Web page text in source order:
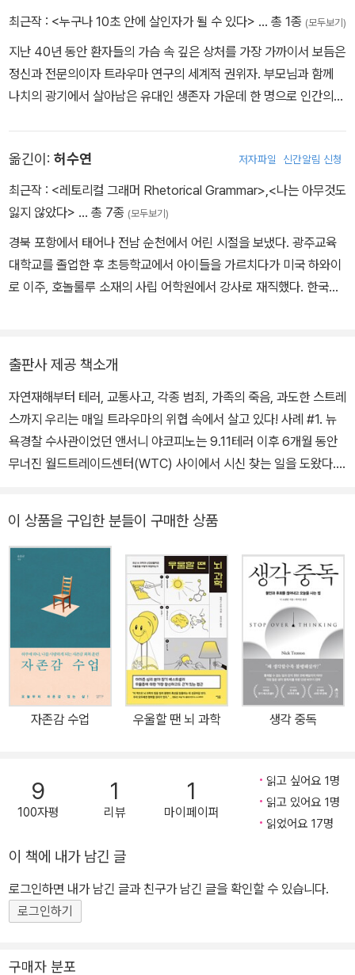
최근작 : <누구나 10초 안에 살인자가 될 수 있다> … 총 1종 (모두보기)
지난 40년 동안 환자들의 가슴 속 깊은 상처를 가장 가까이서 보듬은
정신과 전문의이자 트라우마 연구의 세계적 권위자. 부모님과 함께
나치의 광기에서 살아남은 유대인 생존자 가운데 한 명으로 인간의
사례를 통해 인간의 정신과 몸, 사회가 어떻게 상호 작용하는지, 어떻
게 트라우마가 인간의 평범한 일상을 뒤흔들어 놓는지 등을 연구하며
스트레스와 트라우마를 완화시킬 수 있는 치료법 개발에 크게 기여했
asian Society for Traumatic Stress Studies)와 홀로코스트 어
린이 생존자 모임을 설립해 연구의 폭을 넓혀가고 있다. 진료실부터
재해 현장까지, 그는 자기를 보호하기 위해 스스로 상처를 덮어버리
고 있는지 이 책에 담았다. www.paulvalent.com
옮긴이: 허수연 저자파일 신간알림 신청
최근작 : <레토리컬 그래머 Rhetorical Grammar> <나는 아무것도
잃지 않았다> … 총 7종 (모두보기)
경북 포항에서 태어나 전남 순천에서 어린 시절을 보냈다. 광주교육
대학교를 졸업한 후 초등학교에서 아이들을 가르치다가 미국 하와이
로 이주, 호놀룰루 소재의 사립 어학원에서 강사로 재직했다. 한국으
의 영문 원고를 담당하는 일을 거쳐 현재는 출판 번역에 힘을 기울이
고 있다. 펴낸 책으로는 『나는 아무것도 잃지 않았다』가 있고, 번역한
책으로는 『누구나 10초 안에 살인자가 될 수 있다』 『레토리컬 그래
머』 『마이 퍼스트 레이디들』 등이 있다.
출판사 제공 책소개
자연재해부터 테러, 교통사고, 각종 범죄, 가족의 죽음, 과도한 스트레
스까지 우리는 매일 트라우마의 위협 속에서 살고 있다! 사례 #1. 뉴
욕경찰 수사관이었던 앤서니 야코피노는 9.11테러 이후 6개월 동안
무너진 월드트레이드센터(WTC) 사이에서 시신 찾는 일을 도왔다.
사는 “심장에는 이상이 없다. 극도의 공포를 느끼는 공황장애 같
다”고 말했다. 이후 더욱 잦아진 공황장애 증세를 겪은 그는 결국 4개
월 뒤 쓰러지고 말았다. 사례 #2. 아이들을 보호해야할 교장과 행정
실장, 교사 등 10명이 기숙사와 교장실에서 5년간 학생 12명을 성폭
행한 광주 인화학교 사건. 이 잔혹한 일이 일어난 지 6년여가 지났지
만 피해 학생들의 고통은 지금까지 계속되고 있다. 자신의 힘으로는
저항할 수도 도망칠 수도 없었던 아이들에게 남은 것은 낮은 자존감
과 우울감, 심한 감정기복, 대인기피증 뿐이었다. 9.11 테러와 인화학
교 사태는 수많은 사람을 고통으로 몰아넣었다. 사건 자체도 심각한
문제였지만 그것을 겪은 당사자와 가족들이 받은 정신적 고통은 전문
대부분의 사람들은 사건의 참혹함, 가해자들의 잔인함과 그들에 대한
처벌에 집중했다. 그러나 피해자들이 어떤 고통 속에 살고 있는지, 사
건이 그들의 남은 삶에 어떠한 영향을 미쳤는지, 그 상처를 어떻게 치
교통사고, 화재 등 일상에서 일어나는 수많은 위험은 언제든 인간을
정신적 고통속으로 몰아넣을 수 있다. 표면적인 위험에서는 벗어났지
만 스스로 통제할 수 없는 상황 속에서 자신도 모르게 마음을 다친 사
이 상품을 구입한 분들이 구매한 상품
자존감 수업 우울할 땐 뇌 과학 생각 중독
9
100자평
1
리뷰
1
마이페이퍼
읽고 싶어요 1명
읽고 있어요 1명
읽었어요 17명
이 책에 내가 남긴 글
로그인하면 내가 남긴 글과 친구가 남긴 글을 확인할 수 있습니다.
로그인하기
구매자 분포